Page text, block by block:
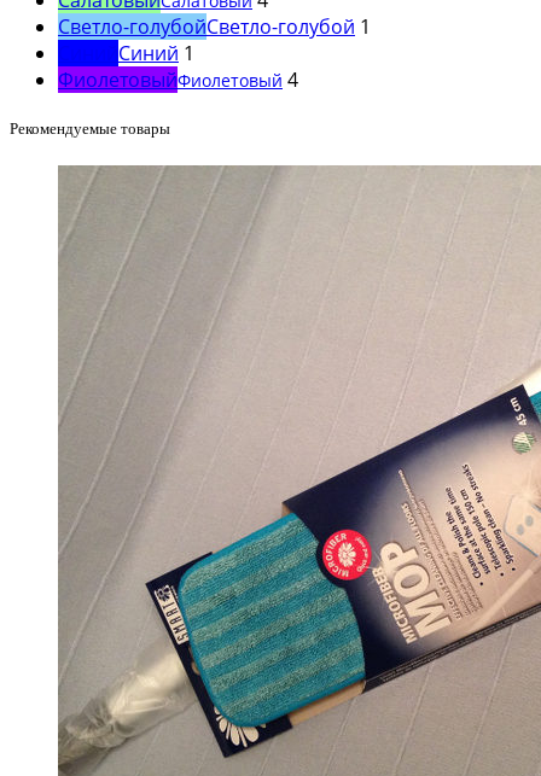
Светло-голубойСветло-голубой 1
Синий 1
ФиолетовыйФиолетовый 4
Рекомендуемые товары